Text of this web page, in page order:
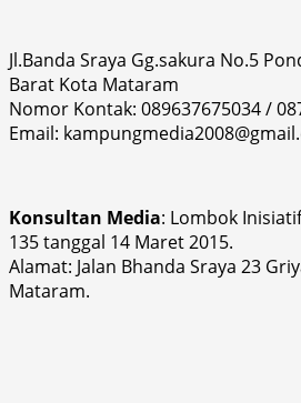
Jl.Banda Sraya Gg.sakura No.5
Barat Kota Mataram
Nomor Kontak: 089637675034 /
Email:
Konsultan Media: Lombok
135 tanggal 14 Maret 2015.
Alamat: Jalan Bhanda Sraya 23
Mataram.